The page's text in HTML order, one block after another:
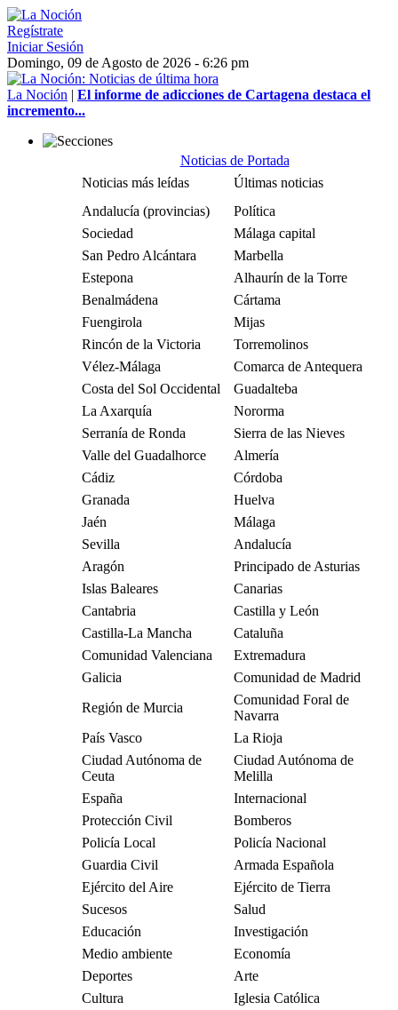
Regístrate
Iniciar Sesión
Domingo, 09 de Agosto de 2026 - 6:26 pm
La Noción | El informe de adicciones de Cartagena destaca el
incremento...
Noticias de Portada
Noticias más leídas
Últimas noticias
Andalucía (provincias)
Política
Sociedad
Málaga capital
San Pedro Alcántara
Marbella
Estepona
Alhaurín de la Torre
Benalmádena
Cártama
Fuengirola
Mijas
Rincón de la Victoria
Torremolinos
Vélez-Málaga
Comarca de Antequera
Costa del Sol Occidental
Guadalteba
La Axarquía
Nororma
Serranía de Ronda
Sierra de las Nieves
Valle del Guadalhorce
Almería
Cádiz
Córdoba
Granada
Huelva
Jaén
Málaga
Sevilla
Andalucía
Aragón
Principado de Asturias
Islas Baleares
Canarias
Cantabria
Castilla y León
Castilla-La Mancha
Cataluña
Comunidad Valenciana
Extremadura
Galicia
Comunidad de Madrid
Región de Murcia
Comunidad Foral de
Navarra
País Vasco
La Rioja
Ciudad Autónoma de
Ceuta
Ciudad Autónoma de
Melilla
España
Internacional
Protección Civil
Bomberos
Policía Local
Policía Nacional
Guardia Civil
Armada Española
Ejército del Aire
Ejército de Tierra
Sucesos
Salud
Educación
Investigación
Medio ambiente
Economía
Deportes
Arte
Cultura
Iglesia Católica